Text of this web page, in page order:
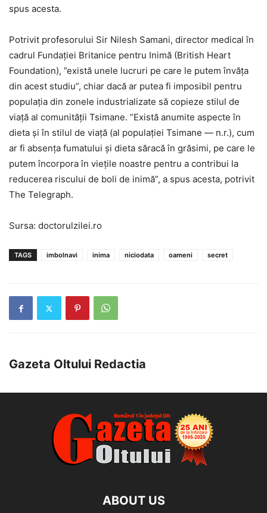
spus acesta.
Potrivit profesorului Sir Nilesh Samani, director medical în
cadrul Fundației Britanice pentru Inimă (British Heart
Foundation), ”există unele lucruri pe care le putem învăța
din acest studiu”, chiar dacă ar putea fi imposibil pentru
populația din zonele industrializate să copieze stilul de
viață al comunității Tsimane. ”Există anumite aspecte în
dieta și în stilul de viață (al populației Tsimane — n.r.), cum
ar fi absența fumatului și dieta săracă în grăsimi, pe care le
putem încorpora în viețile noastre pentru a contribui la
reducerea riscului de boli de inimă”, a spus acesta, potrivit
The Telegraph.
Sursa: doctorulzilei.ro
TAGS imbolnavi inima niciodata oameni secret
Gazeta Oltului Redactia
ABOUT US